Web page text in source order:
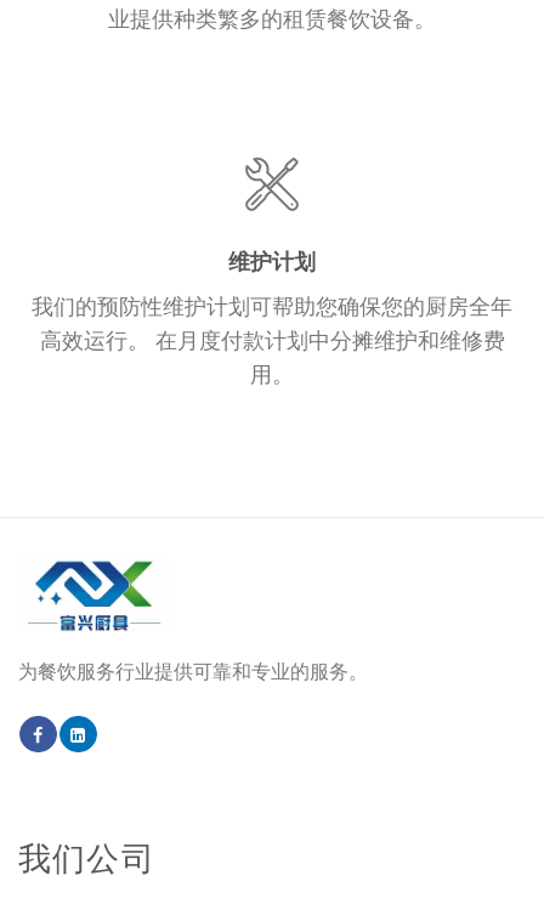
业提供种类繁多的租赁餐饮设备。
维护计划
我们的预防性维护计划可帮助您确保您的厨房全年
高效运行。 在月度付款计划中分摊维护和维修费
用。
为餐饮服务行业提供可靠和专业的服务。
我们公司